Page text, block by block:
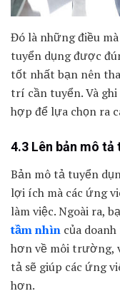
Đó là những điều
tuyển dụng được
tốt nhất bạn nên
trí cần tuyển. Và ghi
hợp để lựa chọn ra
4.3 Lên bản mô
Bản mô tả tuyển
lợi ích mà các ứng
làm việc. Ngoài ra,
tầm nhìn của
hơn về môi trường,
tả sẽ giúp các ứng
hơn.